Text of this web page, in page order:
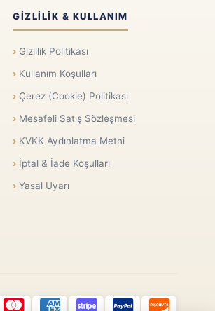
GIZLILIK & KULLANIM
Gizlilik Politikası
Kullanım Koşulları
Çerez (Cookie) Politikası
Mesafeli Satış Sözleşmesi
KVKK Aydınlatma Metni
İptal & İade Koşulları
Yasal Uyarı